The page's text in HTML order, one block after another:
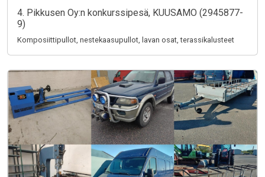
4. Pikkusen Oy:n konkurssipesä, KUUSAMO (2945877-
9)
Komposiittipullot, nestekaasupullot, lavan osat, terassikalusteet